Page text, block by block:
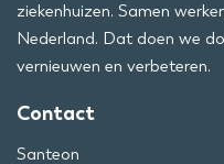
ziekenhuizen. Samen
Nederland. Dat doen we
vernieuwen en verbeteren.
Contact
Santeon